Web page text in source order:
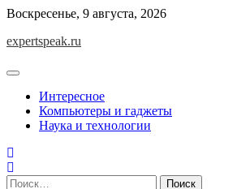
Skip
content
Воскресенье, 9 августа, 2026
expertspeak.ru
Интересное
Компьютеры и гаджеты
Наука и технологии
Найти: